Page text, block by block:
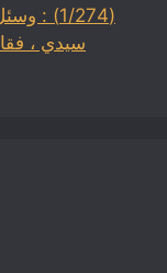
(1/274)
سيدي ،